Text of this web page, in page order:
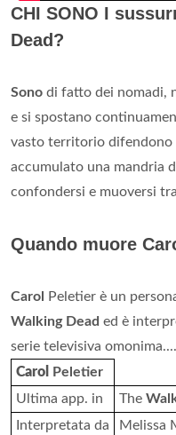
CHI SONO I
Dead?
Sono di fatto dei nomadi,
e si spostano
vasto territorio difendono
accumulato una mandria
confondersi e muoversi
Quando muore
Carol
Peletier è un
Walking Dead ed è
serie televisiva omonima....
Carol
Peletier
Ultima app. in
The
Interpretata da
Melissa